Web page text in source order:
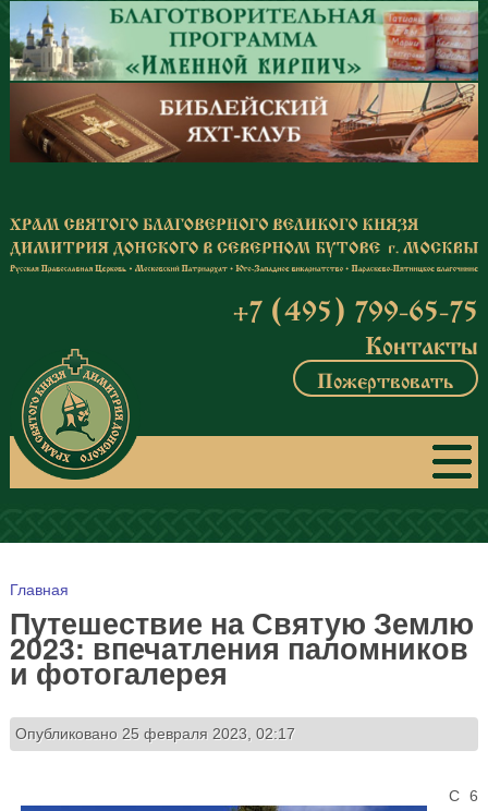
Перейти к основному содержанию
+7 (495) 799-65-75
Контакты
Пожертвовать
Вы здесь
Главная
Путешествие на Святую Землю
2023: впечатления паломников
и фотогалерея
Опубликовано 25 февраля 2023, 02:17
С 6